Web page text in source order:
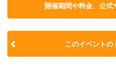
開催期間や料金、公式
このイベントの